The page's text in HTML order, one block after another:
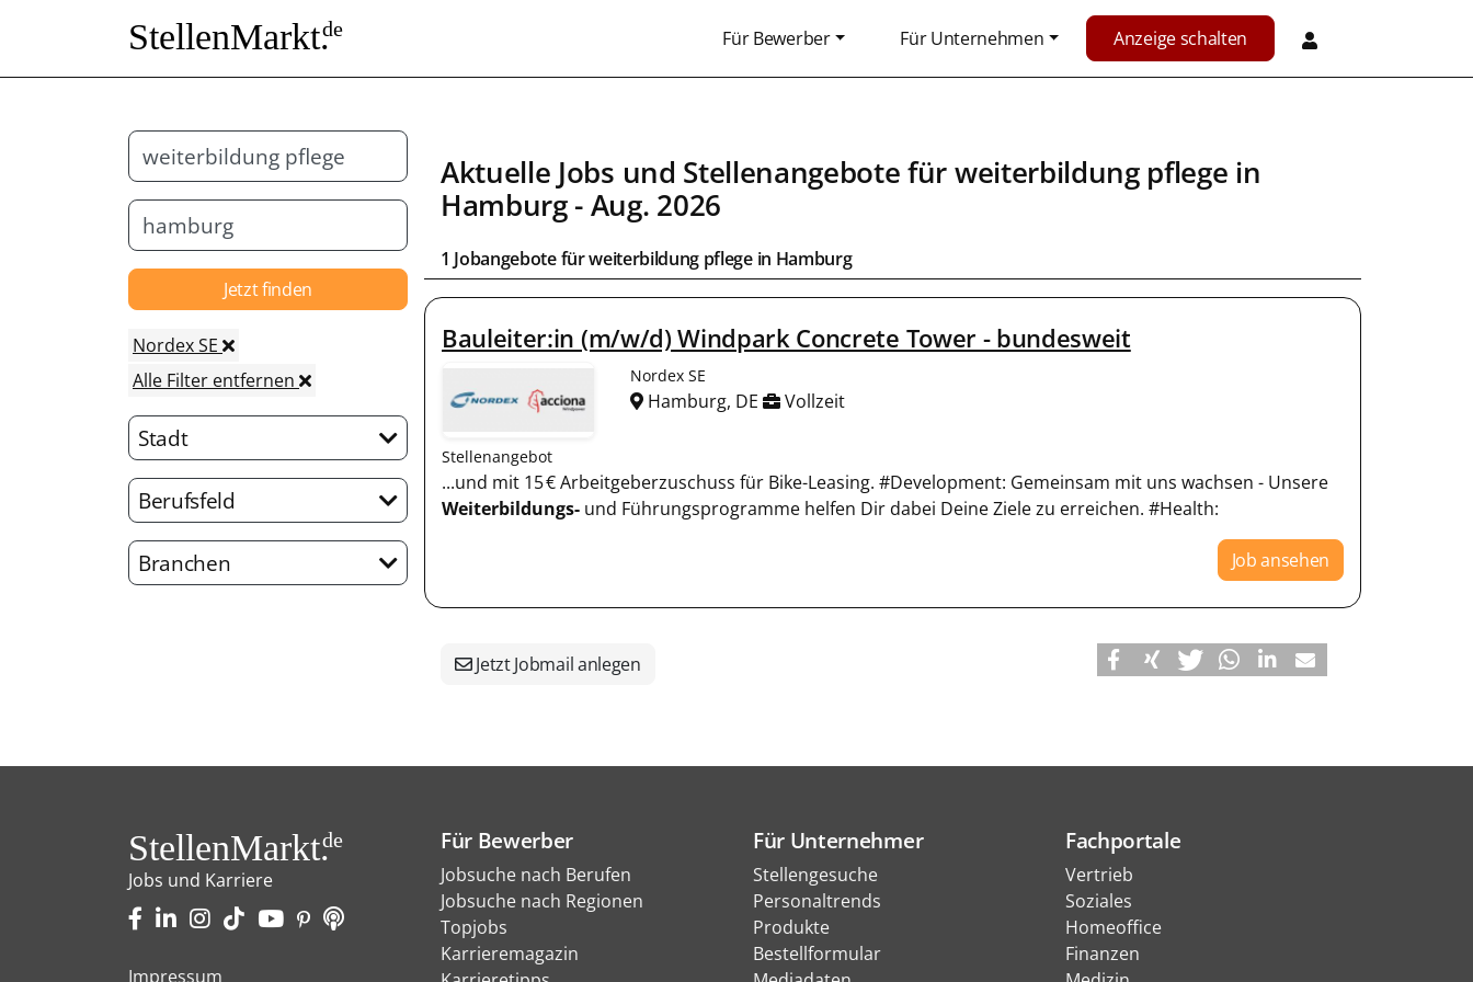
StellenMarkt.de Für Bewerber Für Unternehmen Anzeige schalten
Jetzt finden
Nordex SE
Alle Filter entfernen
Stadt
Berufsfeld
Branchen
Aktuelle Jobs und Stellenangebote für weiterbildung pflege in
Hamburg- Aug. 2026
1 Jobangebote für weiterbildung pflege in Hamburg
Bauleiter:in (m/w/d) Windpark Concrete Tower - bundesweit
Nordex SE
Hamburg, DE Vollzeit
Stellenangebot
...und mit 15 € Arbeitgeberzuschuss für Bike-Leasing. #Development: Gemeinsam mit uns wachsen - Unsere
Weiterbildungs- und Führungsprogramme helfen Dir dabei Deine Ziele zu erreichen. #Health:
Job ansehen
Jetzt Jobmail anlegen
StellenMarkt.de
Jobs und Karriere
Impressum
Für Bewerber
Jobsuche nach Berufen
Jobsuche nach Regionen
Topjobs
Karrieremagazin
Für Unternehmer
Stellengesuche
Personaltrends
Produkte
Bestellformular
Fachportale
Vertrieb
Soziales
Homeoffice
Finanzen